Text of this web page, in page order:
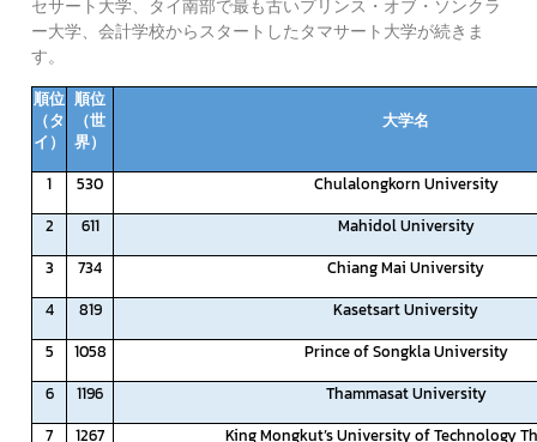
セサート大学、タイ南部で最も古いプリンス・オブ・ソンクラ
ー大学、会計学校からスタートしたタマサート大学が続きま
す。
順位
（タ
イ）
順位
（世
界）
大学名
1 530
Chulalongkorn University
2
611
Mahidol University
3
734
Chiang Mai University
4
819
Kasetsart University
5
1058
Prince of Songkla University
6
1196
Thammasat University
7
1267
King Mongkut’s University of Technology